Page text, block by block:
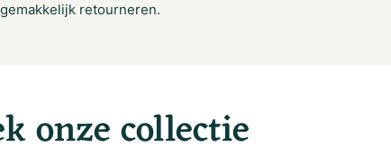
gemakkelijk retourneren.
onze collectie